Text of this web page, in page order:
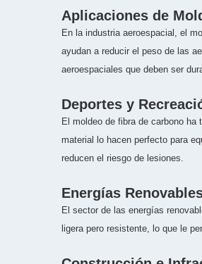
Aplicaciones de
En la industria aeroespacial, el
ayudan a reducir el peso de las
aeroespaciales que deben ser
Deportes y
El moldeo de fibra de carbono
material lo hacen perfecto para
reducen el riesgo de lesiones.
Energías
El sector de las energías
ligera pero resistente, lo que le